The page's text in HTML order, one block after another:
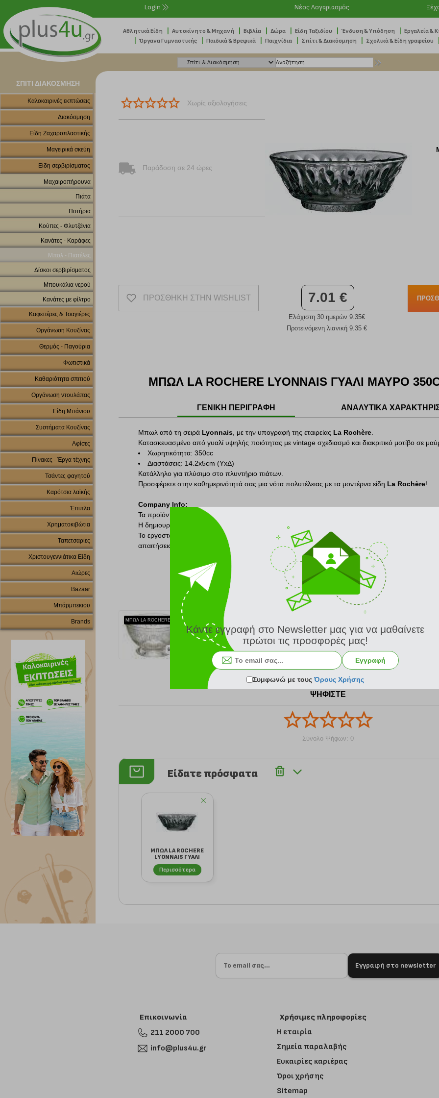
Login Νέος Λογαριασμός
Αθλητικά Είδη Αυτοκίνητο & Μηχανή Βιβλία Δώρα Είδη Ταξιδίου Ένδυση & Υπόδηση Εργαλεία &
Όργανα Γυμναστικής Παιδικά & Βρεφικά Παιχνίδια Σπίτι & Διακόσμηση Σχολικά & Είδη γραφείου
ΣΠΙΤΙ ΔΙΑΚΟΣΜΗΣΗ
Καλοκαιρινές εκπτώσεις
Διακόσμηση
Είδη Ζαχαροπλαστικής
Μαγειρικά σκεύη
Είδη σερβιρίσματος
Μαχαιροπήρουνα
Πιάτα
Ποτήρια
Κούπες - Φλυτζάνια
Κανάτες - Καράφες
Μπολ - Πιατέλες
Δίσκοι σερβιρίσματος
Μπουκάλια νερού
Κανάτες με φίλτρο
Καφετιέρες & Τσαγιέρες
Οργάνωση Κουζίνας
Θερμός - Παγούρια
Φωτιστικά
Καθαριότητα σπιτιού
Οργάνωση ντουλάπας
Είδη Μπάνιου
Συστήματα Κουζίνας
Αφίσες
Πίνακες - Έργα τέχνης
Τσάντες φαγητού
Καρότσια λαϊκής
Έπιπλα
Χρηματοκιβώτια
Ταπετσαρίες
Χριστουγεννιάτικα Είδη
Αιώρες
Bazaar
Μπάρμπεκιου
Brands
Χωρίς αξιολογήσεις
Παράδοση σε 24 ώρες
ΠΡΟΣΘΗΚΗ ΣΤΗΝ WISHLIST 7.01 €
Ελάχιστη 30 ημερών 9.35€
Προτεινόμενη λιανική 9.35 €
ΜΠΩΛ LA ROCHERE LYONNAIS ΓΥΑΛΙ ΜΑΥΡΟ
ΓΕΝΙΚΗ ΠΕΡΙΓΡΑΦΗ ΑΝΑΛΥΤΙΚΑ
Μπωλ από τη σειρά Lyonnais , με την υπογραφή της εταιρείας La Rochère
Κατασκευασμένο από γυαλί υψηλής ποιότητας με vintage σχεδιασμό και διακριτικό μοτίβο σε
Χωρητικότητα: 350cc
Διαστάσεις: 14.2x5cm (ΥxΔ)
Κατάλληλο για πλύσιμο στο πλυντήριο πιάτων.
Προσφέρετε στην καθημερινότητά σας μια νότα πολυτέλειας με τα μοντέρνα είδη La Rochère!
Company Info:
Τα προϊόντα
La Rochère
Η δημιουργία τους ξενικά από το 1475 στη Γαλλία.
Το εργοστάσιο ειδικεύεται στην παραγωγή χειροποίητων ποτηριών και ειδών σερβιρίσματος με
απαιτήσεις κάθε καταναλωτή.
ΣΧΕΤΙΚΑ ΠΡΟΪΟΝΤΑ
6.26 €
ΨΗΦΙΣΤΕ
Σύνολο Ψήφων: 0
Είδατε πρόσφατα
ΜΠΩΛ LA ROCHERE
LYONNAIS ΓΥΑΛΙ
ΜΑΥΡΟ 350CC
Περισσότερα
Εγγραφή στο newsletter
Επικοινωνία
211 2000 700
info@plus4u.gr
Χρήσιμες πληροφορίες
Η εταιρία
Σημεία παραλαβής
Ευκαιρίες καριέρας
Όροι χρήσης
Sitemap
Κάντε εγγραφή στο Newsletter μας για να μαθαίνετε
πρώτοι τις προσφορές μας!
Εγγραφή
Συμφωνώ με τουςΌρους Χρήσης